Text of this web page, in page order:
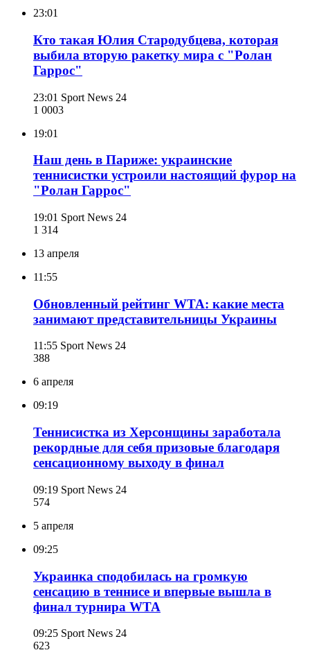
23:01
Кто такая Юлия Стародубцева, которая
выбила вторую ракетку мира с "Ролан
Гаррос"
23:01 Sport News 24
1 0003
19:01
Наш день в Париже: украинские
теннисистки устроили настоящий фурор на
"Ролан Гаррос"
19:01 Sport News 24
1 314
13 апреля
11:55
Обновленный рейтинг WTA: какие места
занимают представительницы Украины
11:55 Sport News 24
388
6 апреля
09:19
Теннисистка из Херсонщины заработала
рекордные для себя призовые благодаря
сенсационному выходу в финал
09:19 Sport News 24
574
5 апреля
09:25
Украинка сподобилась на громкую
сенсацию в теннисе и впервые вышла в
финал турнира WTA
09:25 Sport News 24
623